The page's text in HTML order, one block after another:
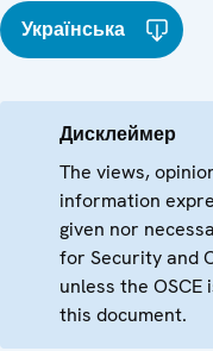
Українська
Дисклеймер
The views,
information
given nor
for Security and
unless the
this document.